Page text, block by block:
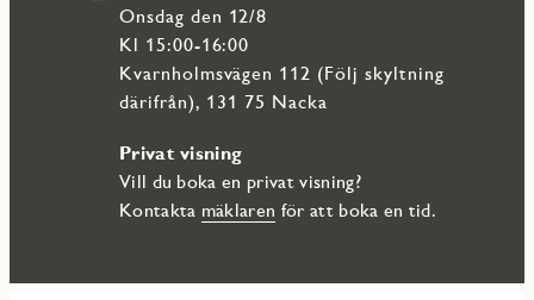
onsdag den 12/8
Kl 15:00-16:00
Kvarnholmsvägen 112 (Följ skyltning
därifrån), 131 75 Nacka
Privat visning
Vill du boka en privat visning?
Kontakta mäklaren för att boka en tid.